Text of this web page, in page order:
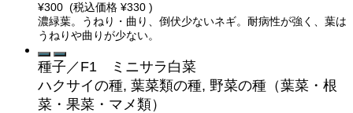
¥300 (税込価格 ¥330 )
濃緑葉。うねり・曲り、倒伏少ないネギ。耐病性が強く、葉は
うねりや曲りが少ない。
種子／F1 ミニサラ白菜
ハクサイの種, 葉菜類の種, 野菜の種（葉菜・根
菜・果菜・マメ類）